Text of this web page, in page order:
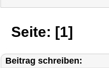
Seite: [1]
Beitrag schreiben: